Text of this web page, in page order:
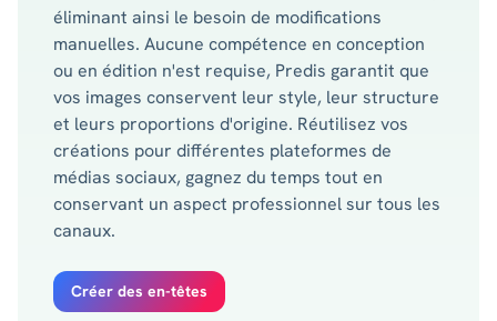
éliminant ainsi le besoin de modifications
manuelles. Aucune compétence en conception
ou en édition n'est requise, Predis garantit que
vos images conservent leur style, leur structure
et leurs proportions d'origine. Réutilisez vos
créations pour différentes plateformes de
médias sociaux, gagnez du temps tout en
conservant un aspect professionnel sur tous les
canaux.
Créer des en-têtes